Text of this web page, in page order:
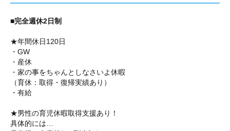
■完全週休2日制
★年間休日120日
・GW
・産休
・家の事をちゃんとしなさいよ休暇
（育休：取得・復帰実績あり）
・有給
★男性の育児休暇取得支援あり！
具体的には…